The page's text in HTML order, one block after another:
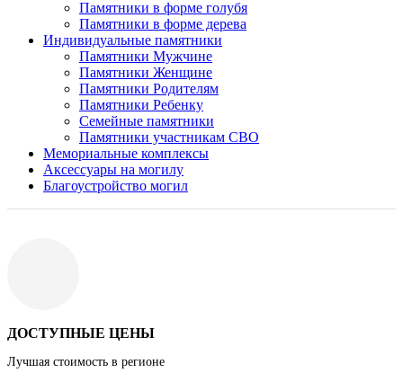
Памятники в форме голубя
Памятники в форме дерева
Индивидуальные памятники
Памятники Мужчине
Памятники Женщине
Памятники Родителям
Памятники Ребенку
Семейные памятники
Памятники участникам СВО
Мемориальные комплексы
Аксессуары на могилу
Благоустройство могил
ДОСТУПНЫЕ ЦЕНЫ
Лучшая стоимость в регионе